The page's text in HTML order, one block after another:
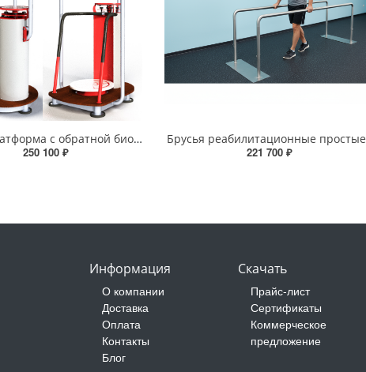
Стабилоплатформа с обратной биологической связью
250 100 ₽
Брусья реабилитационные простые
221 700 ₽
Информация
О компании
Доставка
Оплата
Контакты
Блог
Скачать
Прайс-лист
Сертификаты
Коммерческое
предложение